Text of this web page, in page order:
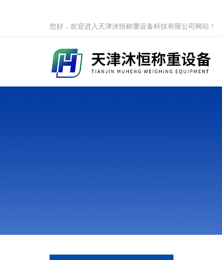
您好，欢迎进入天津沐恒称重设备科技有限公司网站！